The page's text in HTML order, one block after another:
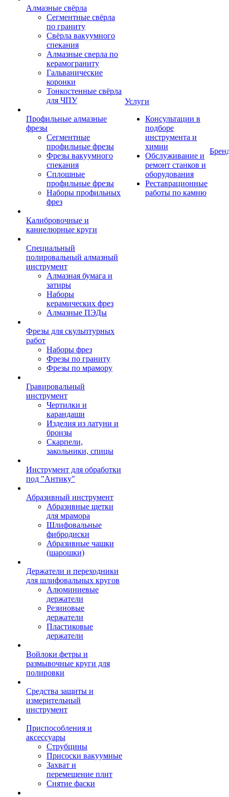
Алмазные свёрла
Сегментные свёрла
по граниту
Свёрла вакуумного
спекания
Алмазные сверла по
керамограниту
Гальванические
коронки
Тонкостенные свёрла
для ЧПУ
Профильные алмазные
фрезы
Сегментные
профильные фрезы
Фрезы вакуумного
спекания
Сплошные
профильные фрезы
Наборы профильных
фрез
Калибровочные и
каннелюрные круги
Специальный
полировальный алмазный
инструмент
Алмазная бумага и
затиры
Наборы
керамических фрез
Алмазные ПЭДы
Фрезы для скульптурных
работ
Наборы фрез
Фрезы по граниту
Фрезы по мрамору
Гравировальный
инструмент
Чертилки и
карандаши
Изделия из латуни и
бронзы
Скарпели,
закольники, спицы
Инструмент для обработки
под "Антику"
Абразивный инструмент
Абразивные щетки
для мрамора
Шлифовальные
фибродиски
Абразивные чашки
(шарошки)
Держатели и переходники
для шлифовальных кругов
Алюминиевые
держатели
Резиновые
держатели
Пластиковые
держатели
Войлоки фетры и
размывочные круги для
полировки
Средства защиты и
измерительный
инструмент
Приспособления и
аксессуары
Струбцины
Присоски вакуумные
Захват и
перемещение плит
Снятие фаски
Услуги
Консультации в
подборе
инструмента и
химии
Обслуживание и
ремонт станков и
оборудования
Реставрационные
работы по камню